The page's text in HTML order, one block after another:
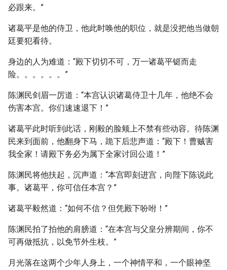
必跟来。”
诸葛平是他的侍卫，他此时唤他的职位，就是没把他当做朝
廷要犯看待。
身边的人为难道：“殿下切切不可，万一诸葛平铤而走
险。。。。。。”
陈渊民剑眉一厉道：“本宫认识诸葛侍卫十几年，他绝不会
伤害本宫。你们速速退下！”
诸葛平此时听到此话，刚毅的脸颊上不禁有些动容。待陈渊
民来到面前，他翻身下马，跪下后悲声道：“殿下！曹贼害
我全家！请殿下务必为属下全家讨回公道！”
陈渊民将他扶起，沉声道：“本宫即刻进宫，向陛下陈说此
事。诸葛平，你可信任本宫？”
诸葛平毅然道：“如何不信？但凭殿下吩咐！”
陈渊民拍了拍他的肩膀道：“在本宫与父皇分辨期间，你不
可再做抵抗，以免节外生枝。”
月光落在这两个少年人身上，一个神情平和，一个眼神坚